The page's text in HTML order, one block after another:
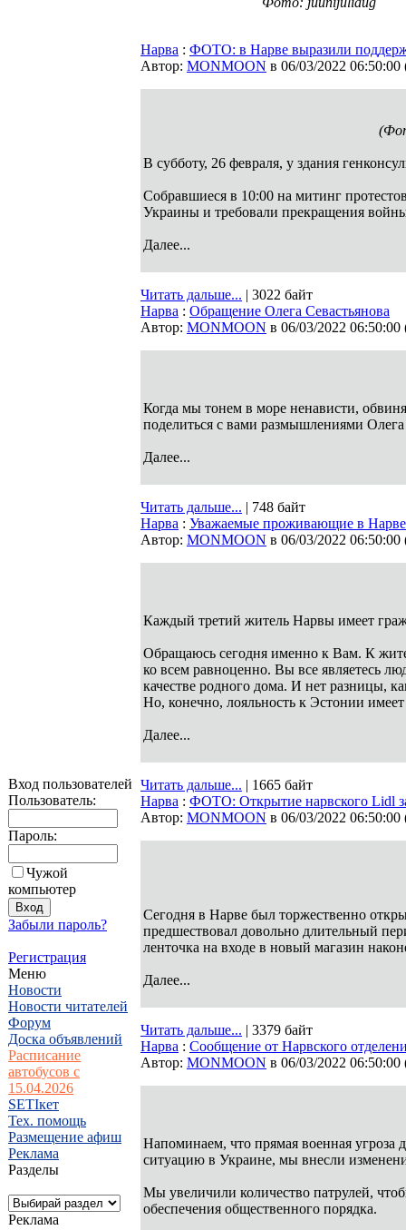
Вход пользователей
Пользователь:
Пароль:
Чужой
компьютер
Забыли пароль?
Регистрация
Меню
Новости
Новости читателей
Форум
Доска объявлений
Расписание
автобусов с
15.04.2026
SETIкет
Тех. помощь
Размещение афиш
Реклама
Разделы
Реклама
Нарва : ФОТО: в Нарве выразили
Автор: MONMOON в 06/03/2022 06:50:00
В субботу, 26 февраля, у здания
Собравшиеся в 10:00 на митинг
Украины и требовали прекращения
Далее...
Читать дальше... | 3022 байт
Нарва : Обращение Олега Севастьянова
Автор: MONMOON в 06/03/2022 06:50:00
Когда мы тонем в море ненависти,
поделиться с вами размышлениями Олега
Далее...
Читать дальше... | 748 байт
Нарва : Уважаемые проживающие в
Автор: MONMOON в 06/03/2022 06:50:00
Каждый третий житель Нарвы имеет
Обращаюсь сегодня именно к Вам. К
ко всем равноценно. Вы все являетесь
качестве родного дома. И нет разницы,
Но, конечно, лояльность к Эстонии
Далее...
Читать дальше... | 1665 байт
Нарва : ФОТО: Открытие нарвского Lidl
Автор: MONMOON в 06/03/2022 06:50:00
Сегодня в Нарве был торжественно
предшествовал довольно длительный
ленточка на входе в новый магазин
Далее...
Читать дальше... | 3379 байт
Нарва : Сообщение от Нарвского
Автор: MONMOON в 06/03/2022 06:50:00
Напоминаем, что прямая военная угроза
ситуацию в Украине, мы внесли
Мы увеличили количество патрулей,
обеспечения общественного порядка.